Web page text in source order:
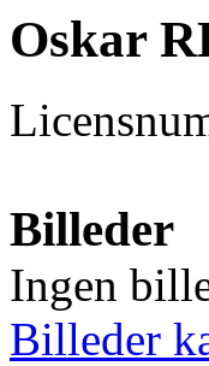
Oskar
Billeder
Ingen
Billeder